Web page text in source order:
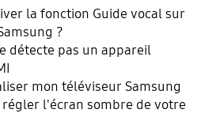
la fonction Guide vocal sur
?
détecte pas un appareil
mon téléviseur Samsung
l'écran sombre de votre